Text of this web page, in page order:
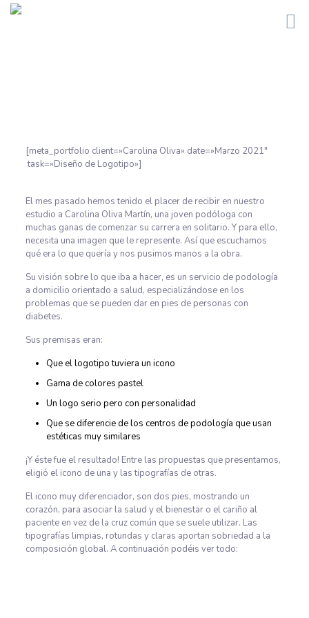
[meta_portfolio client=»Carolina Oliva» date=»Marzo 2021″
task=»Diseño de Logotipo»]
El mes pasado hemos tenido el placer de recibir en nuestro
estudio a Carolina Oliva Martín, una joven podóloga con
muchas ganas de comenzar su carrera en solitario. Y para ello,
necesita una imagen que le represente. Así que escuchamos
qué era lo que quería y nos pusimos manos a la obra.
Su visión sobre lo que iba a hacer, es un servicio de podología
a domicilio orientado a salud, especializándose en los
problemas que se pueden dar en pies de personas con
diabetes.
Sus premisas eran:
Que el logotipo tuviera un icono
Gama de colores pastel
Un logo serio pero con personalidad
Que se diferencie de los centros de podología que usan
estéticas muy similares
¡Y éste fue el resultado! Entre las propuestas que presentamos,
eligió el icono de una y las tipografías de otras.
El icono muy diferenciador, son dos pies, mostrando un
corazón, para asociar la salud y el bienestar o el cariño al
paciente en vez de la cruz común que se suele utilizar. Las
tipografías limpias, rotundas y claras aportan sobriedad a la
composición global. A continuación podéis ver todo: